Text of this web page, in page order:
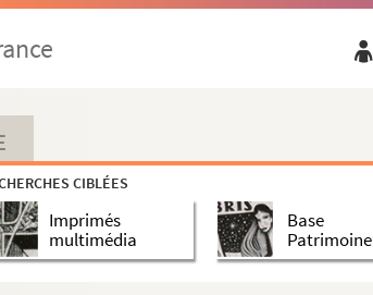
CIBLÉES
Imprimés
multimédia
Base
Patrimoine